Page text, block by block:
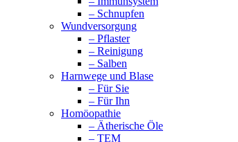
– Schnupfen
Wundversorgung
– Pflaster
– Reinigung
– Salben
Harnwege und Blase
– Für Sie
– Für Ihn
Homöopathie
– Ätherische Öle
– TEM